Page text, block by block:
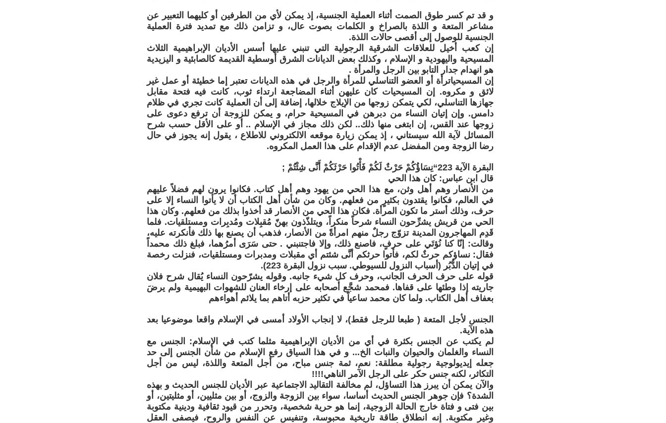
و قد تم كسر طوق الصمت أثناء العملية الجنسية، إذ يمكن لأي من الطرفين أو كليهما التعبير عن
مشاعر المتعة و اللذة بالصراخ و الكلمات بصوت عال، و تزامن ذلك مع تمديد فترة العملية
الجنسية للوصول إلى أقصى حالات اللذة.
إن كعب أخيل للعلاقات الشرقية الرجولية التي تنبني عليها أسس الأديان الإبراهيمية الثلاث
المسيحية واليهودية و الإسلام ، وكذلك بعض الديانات الشرق أوسطية القديمة كالصابئية و اليزيدية
هو انهدام جدار التابو بين الرجل والمرأة .
إن المسيحياترأة أو العضو التناسلي للمرأة والرجل في هذه الديانات تعتبر إما خطيئة أو عمل غير
لائق و مكروه. إن المسيحيات كان عليهن أثناء المضاجعة ارتداء ثوب، كانت فيه فتحة مقابل
جهازها التناسلي، لكي يتمكن زوجها من الإيلاج خلالها، إضافة إلى أن العملية كانت تجري في ظلام
دامس. وإن إتيان النساء من دبرهن في المسيحية حرام، و يمكن للزوجة أن ترفع دعوى على
زوجها عند القس، إن ابتغى منها ذلك.. لكن ذلك مجاز في الإسلام .. أو على الأقل حسب شرح
المسائل لآية الله سيستاني ، إذ يمكن زيارة موقعه الالكتروني للاطلاع ، يقول إنه يجوز في حال
رضا الزوجة ومن المفضل عدم الإقدام على هذا العمل المكروه.
البقرة الآية 223“نِسَاؤُكُمْ حَرْثٌ لَكُمْ فَأْتُوا حَرْثَكُمْ أَنَّى شِئْتُمْ ;
قال ابن عباس: كان هذا الحي
من الأنصار وهم أهل وثن، مع هذا الحي من يهود وهم أهل كتاب. فكانوا يرون لهم فضلاً عليهم
في العالم، فكانوا يقتدون بكثيرٍ من فعلهم. وكان من شأن أهل الكتاب أن لا يأتوا النساء إلا على
حرف، وذلك أستر ما تكون المرأة. فكان هذا الحي من الأنصار قد أخذوا بذلك من فعلهم. وكان هذا
الحي من قريش يشرِّحون النساء شرحاً منكراً، ويتلذّذون بهنّ مُقبِلات ومُدبِرات ومستلقيات. فلما
قَدِم المهاجرون المدينة تزوّج رجلٌ منهم امرأةً من الأنصار، فذهب أن يصنع بها ذلك فأنكرته عليه،
وقالت: إنّا كنا نُؤتَي على حرفٍ، فاصنع ذلك، وإلا فاجتنبني . حتى سَرَى أمرُهما، فبلغ ذلك محمداً
فقال: نساؤكم حرثٌ لكم، فأتوا حرثكم أنَّى شئتم أي مقبلات ومدبرات ومستلقيات، فنزلت رخصة
في إتيان الدُّبُر (أسباب النزول للسيوطي. سبب نزول البقرة 223).
قوله على حرف الحرف الجانب، وحرف كل شيء جانبه. وقوله يشرّحون النساء يُقال شرح فلان
جاريته إذا وطئها على قفاها. فمحمد شجَّع أصحابه على إرخاء العنان للشهوات البهيمية ولم يرضَ
بعفاف أهل الكتاب. ولما كان محمد ساعياً في تكثير حزبه أتاهم بما يلائم أهواءهم
الجنس لأجل المتعة ( طبعا للرجل فقط)، لا إنجاب الأولاد أمسى في الإسلام واقعا موضوعيا بعد
هذه الآية.
لم يكتب عن الجنس بكثرة في أي من الأديان الإبراهيمية مثلما كتب في الإسلام: الجنس مع
النساء والغلمان والحيوان والنبات الخ... و في هذا السياق رفع الإسلام من شأن الجنس إلى حد
جعله إيديولوجية رجولية مطلقة: نعم، ثمة جنس مباح، من أجل المتعة واللذة، ليس من أجل
التكاثر، لكنه جنس حكر على الرجل الآمر الناهي!!!!
والآن يمكن أن يبرز هذا التساؤل، لم مخالفة التقاليد الاجتماعية عبر الأديان للجنس الحديث و بهذه
الشدة؟ فإن جوهر الجنس الحديث أساسا، سواء بين الزوجة والزوج، أو بين مثليين، أو مثليتين، أو
بين فتى و فتاة خارج الحالة الزوجية، إنما هو حرية شخصية، وتحرر من قيود ثقافية ودينية مكتوبة
وغير مكتوبة. إنه انطلاق طاقة تاريخية محبوسة، وتنفيس عن النفس والروح، فيصفى العقل